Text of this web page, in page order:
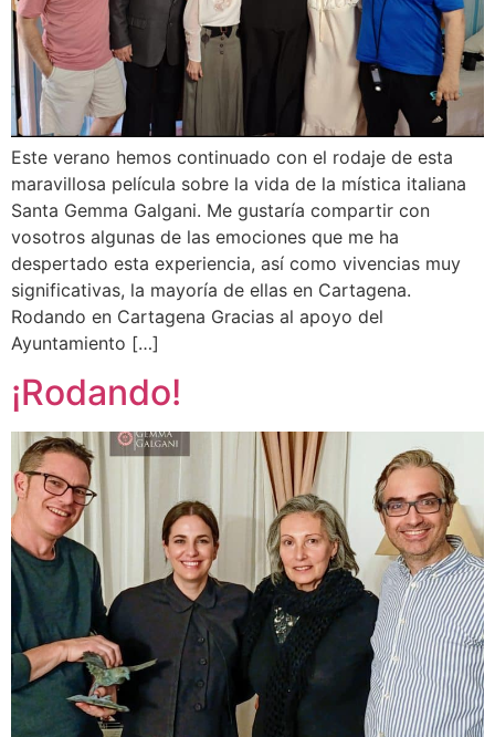
Este verano hemos continuado con el rodaje de esta
maravillosa película sobre la vida de la mística italiana
Santa Gemma Galgani. Me gustaría compartir con
vosotros algunas de las emociones que me ha
despertado esta experiencia, así como vivencias muy
significativas, la mayoría de ellas en Cartagena.
Rodando en Cartagena Gracias al apoyo del
Ayuntamiento […]
¡Rodando!